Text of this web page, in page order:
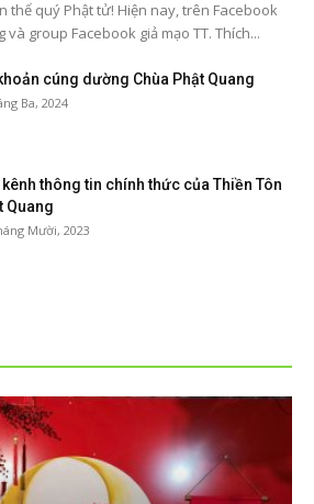
thể quý Phật tử! Hiện nay, trên Facebook
group Facebook giả mạo TT. Thích...
cúng dường Chùa Phật Quang
Ba, 2024
kênh thông tin chính thức của Thiền Tôn
Quang
Mười, 2023